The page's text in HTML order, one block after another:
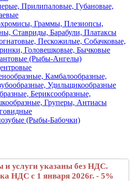
Прилипаловые, Губановые,
Граммы, Плезиопсы,
Ставриды, Барабули, Платаксы
Пескожилые, Собачковые,
Головешковые, Бычковые
(Рыбы-Ангелы)
Камбалообразные,
Удильщикообразные
Бериксообразные,
Груперы, Антиасы
(Рыбы-Бабочки)
и услуги указаны без НДС.
НДС с 1 января 2026г. - 5%